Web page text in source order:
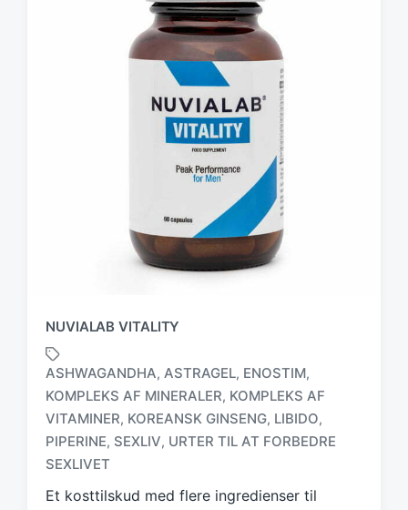
NUVIALAB VITALITY
T
a
g
e
ASHWAGANDHA, ASTRAGEL, ENOSTIM,
KOMPLEKS AF MINERALER, KOMPLEKS AF
VITAMINER, KOREANSK GINSENG, LIBIDO,
PIPERINE, SEXLIV, URTER TIL AT FORBEDRE
SEXLIVET
Et kosttilskud med flere ingredienser til